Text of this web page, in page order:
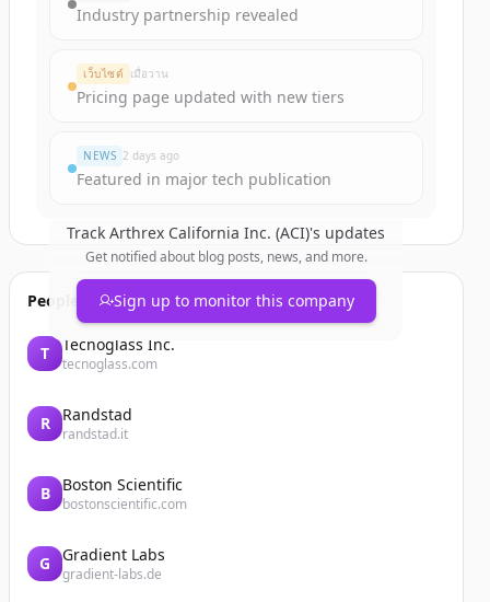
Industry partnership revealed
เว็บไซต์ เมื่อวาน
Pricing page updated with new tiers
NEWS 2 days ago
Featured in major tech publication
Track Arthrex California Inc. (ACI)'s updates
Get notified about blog posts, news, and more.
Sign up to monitor this company
People also viewed
T Tecnoglass Inc.
tecnoglass.com
R Randstad
randstad.it
B Boston Scientific
bostonscientific.com
G Gradient Labs
gradient-labs.de